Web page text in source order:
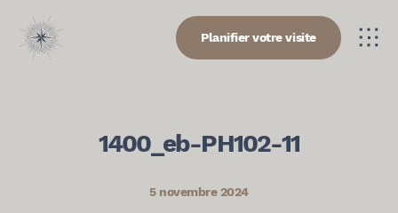
Planifier votre visite
1400_eb-PH102-11
5 novembre 2024